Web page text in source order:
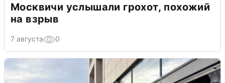
Москвичи услышали грохот, похожий
на взрыв
7 августа 0